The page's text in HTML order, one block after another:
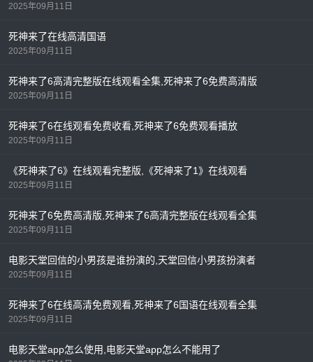
2025年09月11日
死神来了在线高清国语
2025年09月11日
死神来了6高清完整版在线观看全集,死神来了6免费高清版
2025年09月11日
死神来了6在线观看免费收看,死神来了6免费观看播放
2025年09月11日
《死神来了6》在线观看完整版,《死神来了1》在线观看
2025年09月11日
死神来了6免费高清版,死神来了6高清完整版在线观看全集
2025年09月11日
电影天堂回信的小男孩是谁扮演的,天堂回信小男孩扮演者
2025年09月11日
死神来了6在线高清免费观看,死神来了6国语在线观看全集
2025年09月11日
电影天堂app怎么使用,电影天堂app怎么不能用了